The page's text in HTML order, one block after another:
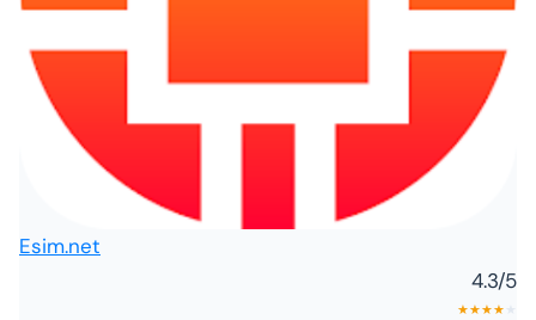
Esim.net
4.3/5
★★★★